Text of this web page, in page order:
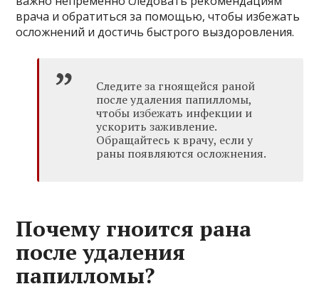
врача и обратиться за помощью, чтобы избежать
осложнений и достичь быстрого выздоровления.
Следите за гноящейся раной
после удаления папилломы,
чтобы избежать инфекции и
ускорить заживление.
Обращайтесь к врачу, если у
раны появляются осложнения.
Почему гноится рана
после удаления
папилломы?